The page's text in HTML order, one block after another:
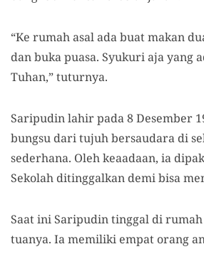
“Ke rumah asal ada buat makan
dan buka puasa. Syukuri aja yang
Tuhan,” tuturnya.
Saripudin lahir pada 8 Desember
bungsu dari tujuh bersaudara di
sederhana. Oleh keaadaan, ia
Sekolah ditinggalkan demi bisa
Saat ini Saripudin tinggal di
tuanya. Ia memiliki empat orang